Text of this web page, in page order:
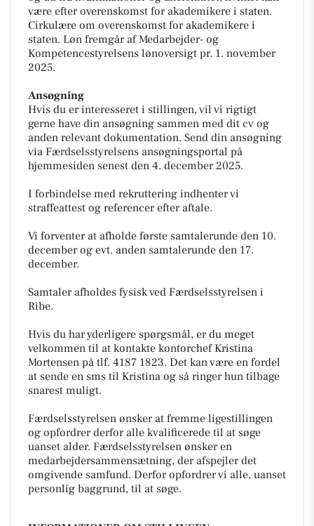
være efter overenskomst for akademikere i staten.
Cirkulære om overenskomst for akademikere i
staten. Løn fremgår af Medarbejder- og
Kompetencestyrelsens lønoversigt pr. 1. november
2025.
Ansøgning
Hvis du er interesseret i stillingen, vil vi rigtigt
gerne have din ansøgning sammen med dit cv og
anden relevant dokumentation. Send din ansøgning
via Færdselsstyrelsens ansøgningsportal på
hjemmesiden senest den 4. december 2025.
I forbindelse med rekruttering indhenter vi
straffeattest og referencer efter aftale.
Vi forventer at afholde første samtalerunde den 10.
december og evt. anden samtalerunde den 17.
december.
Samtaler afholdes fysisk ved Færdselsstyrelsen i
Ribe.
Hvis du har yderligere spørgsmål, er du meget
velkommen til at kontakte kontorchef Kristina
Mortensen på tlf. 4187 1823. Det kan være en fordel
at sende en sms til Kristina og så ringer hun tilbage
snarest muligt.
Færdselsstyrelsen ønsker at fremme ligestillingen
og opfordrer derfor alle kvalificerede til at søge
uanset alder. Færdselsstyrelsen ønsker en
medarbejdersammensætning, der afspejler det
omgivende samfund. Derfor opfordrer vi alle, uanset
personlig baggrund, til at søge.